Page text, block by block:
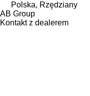
Polska, Rzędziany
AB Group
Kontakt z dealerem